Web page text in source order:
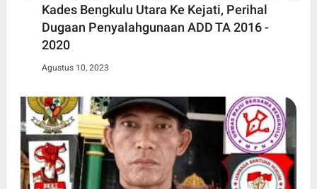
Kades Bengkulu Utara Ke Kejati, Perihal
Dugaan Penyalahgunaan ADD TA 2016 -
2020
Agustus 10, 2023